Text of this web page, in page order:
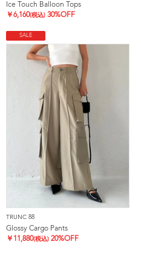
Ice Touch Balloon Tops
￥6,160(税込) 30%OFF
SALE
TRUNC 88
Glossy Cargo Pants
￥ 11,880(税込) 20%OFF